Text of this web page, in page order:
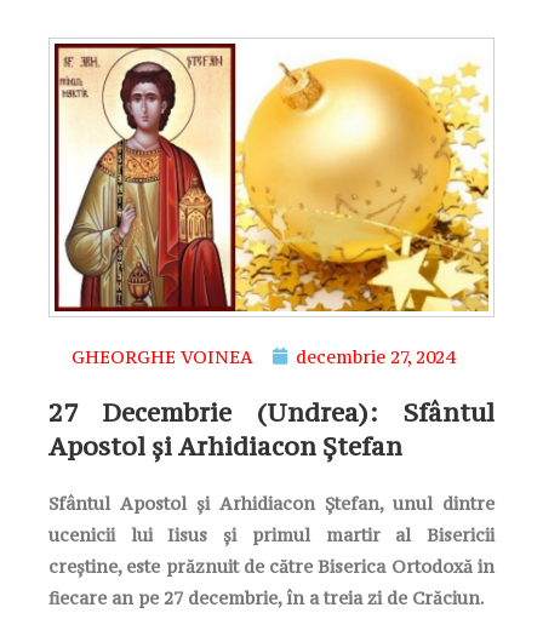
GHEORGHE VOINEA decembrie 27, 2024
27 Decembrie (Undrea): Sfântul
Apostol şi Arhidiacon Ştefan
Sfântul Apostol şi Arhidiacon Ştefan, unul dintre
ucenicii lui Iisus şi primul martir al Bisericii
creștine, este prăznuit de către Biserica Ortodoxă in
fiecare an pe 27 decembrie, în a treia zi de Crăciun.